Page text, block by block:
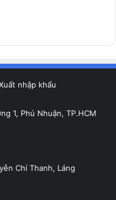
nhập khẩu
1, Phú Nhuận, TP.HCM
Chí Thanh, Láng